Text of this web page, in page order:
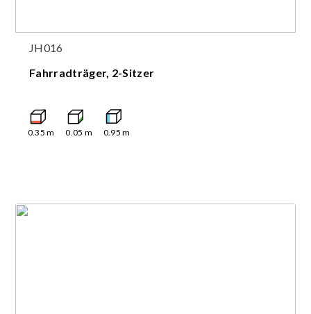
JH016
Fahrradträger, 2-Sitzer
0.35 m 0.05 m 0.95 m